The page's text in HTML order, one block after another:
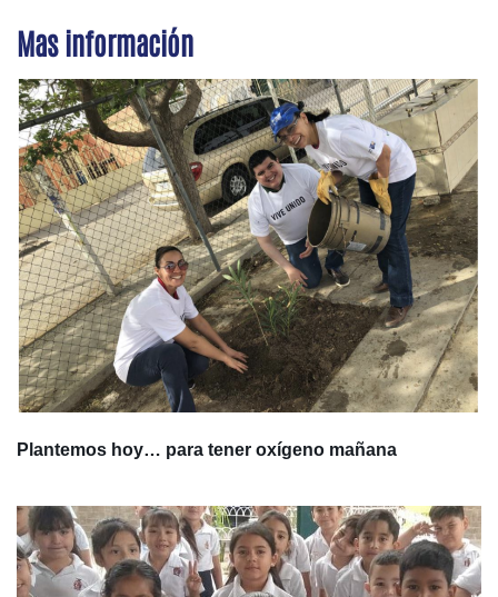
Mas información
Plantemos hoy… para tener oxígeno mañana